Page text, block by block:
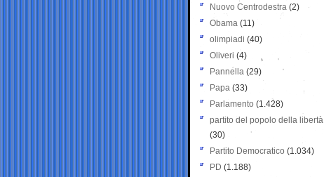
Nuovo Centrodestra (2)
Obama (11)
olimpiadi (40)
Oliveri (4)
Pannella (29)
Papa (33)
Parlamento (1.428)
partito del popolo della libertà
(30)
Partito Democratico (1.034)
PD (1.188)